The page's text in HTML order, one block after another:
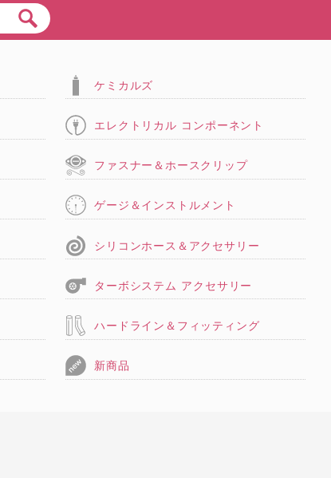
ケミカルズ
エレクトリカル コンポーネント
ファスナー＆ホースクリップ
ゲージ＆インストルメント
シリコンホース＆アクセサリー
ターボシステム アクセサリー
ハードライン＆フィッティング
新商品